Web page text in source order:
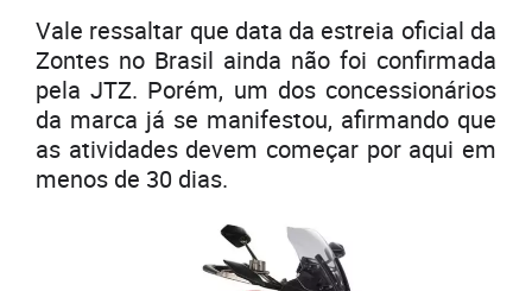
Vale ressaltar que data da estreia oficial da
Zontes no Brasil ainda não foi confirmada
pela JTZ. Porém, um dos concessionários
da marca já se manifestou, afirmando que
as atividades devem começar por aqui em
menos de 30 dias.